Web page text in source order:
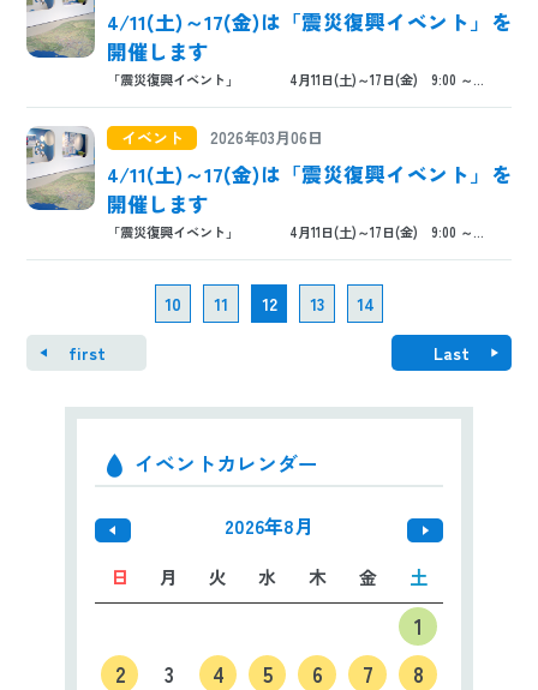
4/11(土)～17(金)は「震災復興イベント」を
開催します
「震災復興イベント」 4月11日(土)～17日(金) 9:00 ～...
イベント 2026年03月06日
4/11(土)～17(金)は「震災復興イベント」を
開催します
「震災復興イベント」 4月11日(土)～17日(金) 9:00 ～...
first
10 11 12 13 14
Last
イベントカレンダー
2026年8月
日 月 火 水 木 金 土
1
2
3 4 5 6 7
8